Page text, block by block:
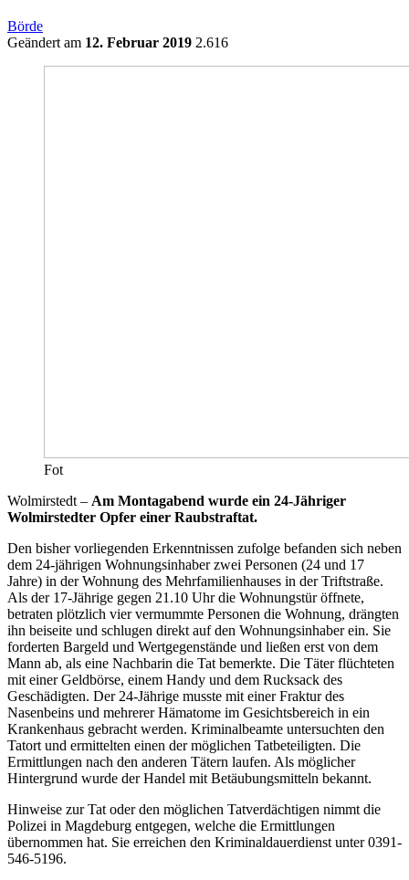
Börde
Geändert am 12. Februar 2019 2.616
Fot
Wolmirstedt – Am Montagabend wurde ein 24-Jähriger
Wolmirstedter Opfer einer Raubstraftat.
Den bisher vorliegenden Erkenntnissen zufolge befanden sich neben
dem 24-jährigen Wohnungsinhaber zwei Personen (24 und 17
Jahre) in der Wohnung des Mehrfamilienhauses in der Triftstraße.
Als der 17-Jährige gegen 21.10 Uhr die Wohnungstür öffnete,
betraten plötzlich vier vermummte Personen die Wohnung, drängten
ihn beiseite und schlugen direkt auf den Wohnungsinhaber ein. Sie
forderten Bargeld und Wertgegenstände und ließen erst von dem
Mann ab, als eine Nachbarin die Tat bemerkte. Die Täter flüchteten
mit einer Geldbörse, einem Handy und dem Rucksack des
Geschädigten. Der 24-Jährige musste mit einer Fraktur des
Nasenbeins und mehrerer Hämatome im Gesichtsbereich in ein
Krankenhaus gebracht werden. Kriminalbeamte untersuchten den
Tatort und ermittelten einen der möglichen Tatbeteiligten. Die
Ermittlungen nach den anderen Tätern laufen. Als möglicher
Hintergrund wurde der Handel mit Betäubungsmitteln bekannt.
Hinweise zur Tat oder den möglichen Tatverdächtigen nimmt die
Polizei in Magdeburg entgegen, welche die Ermittlungen
übernommen hat. Sie erreichen den Kriminaldauerdienst unter 0391-
546-5196.